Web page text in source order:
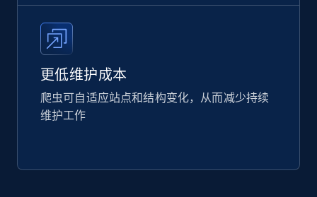
更低维护成本
爬虫可自适应站点和结构变化，从而减少持续
维护工作